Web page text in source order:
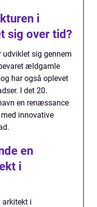
i
sig over tid?
udviklet sig gennem
ældgamle
har også oplevet
I det 20.
en renæssance
innovative
en
i
arkitekt i